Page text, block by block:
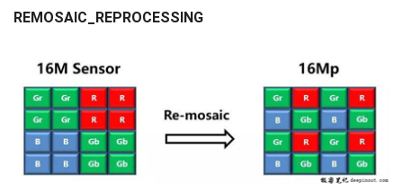
REMOSAIC_REPROCESSING